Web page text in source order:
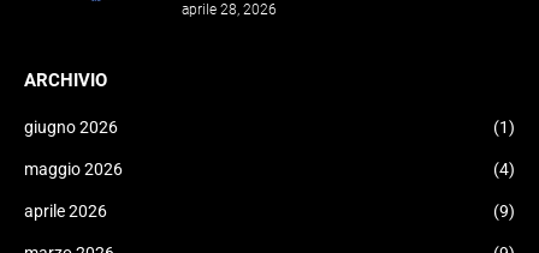
aprile 28, 2026
ARCHIVIO
giugno 2026 (1)
maggio 2026 (4)
aprile 2026 (9)